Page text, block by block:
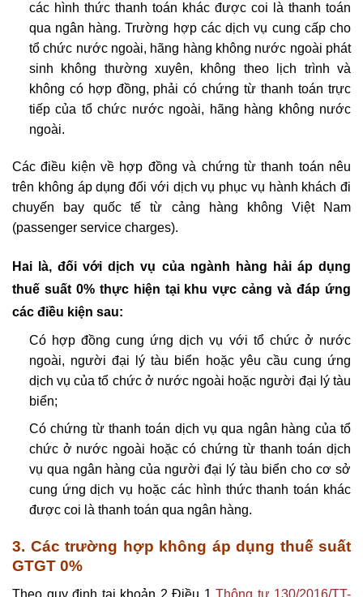
các hình thức thanh toán khác được coi là thanh toán
qua ngân hàng. Trường hợp các dịch vụ cung cấp cho
tổ chức nước ngoài, hãng hàng không nước ngoài phát
sinh không thường xuyên, không theo lịch trình và
không có hợp đồng, phải có chứng từ thanh toán trực
tiếp của tổ chức nước ngoài, hãng hàng không nước
ngoài.
Các điều kiện về hợp đồng và chứng từ thanh toán nêu
trên không áp dụng đối với dịch vụ phục vụ hành khách đi
chuyến bay quốc tế từ cảng hàng không Việt Nam
(passenger service charges).
Hai là, đối với dịch vụ của ngành hàng hải áp dụng
thuế suất 0% thực hiện tại khu vực cảng và đáp ứng
các điều kiện sau:
Có hợp đồng cung ứng dịch vụ với tổ chức ở nước
ngoài, người đại lý tàu biển hoặc yêu cầu cung ứng
dịch vụ của tổ chức ở nước ngoài hoặc người đại lý tàu
biển;
Có chứng từ thanh toán dịch vụ qua ngân hàng của tổ
chức ở nước ngoài hoặc có chứng từ thanh toán dịch
vụ qua ngân hàng của người đại lý tàu biển cho cơ sở
cung ứng dịch vụ hoặc các hình thức thanh toán khác
được coi là thanh toán qua ngân hàng.
3. Các trường hợp không áp dụng thuế suất
GTGT 0%
Theo quy định tại khoản 2 Điều 1 Thông tư 130/2016/TT-